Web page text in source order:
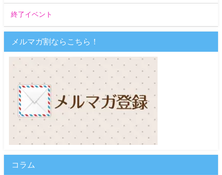
終了イベント
メルマガ割ならこちら！
コラム